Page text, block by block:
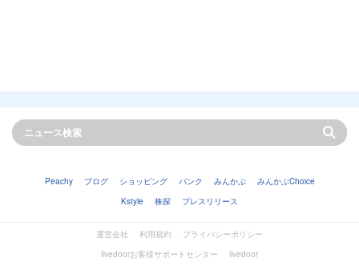
Peachy ブログ ショッピング バンク みんかぶ
みんかぶChoice
Kstyle
株探 プレスリリース
運営会社 利用規約
プライバシーポリシー
livedoorお客様サポートセンター
livedoor